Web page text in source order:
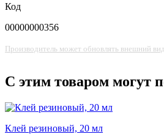
Код
00000000356
Производитель может обновлять внешний
С этим товаром могут
Клей резиновый, 20 мл